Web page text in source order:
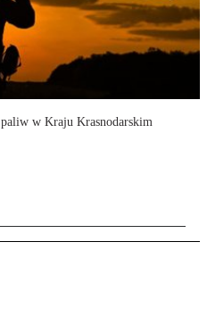
paliw w Kraju Krasnodarskim